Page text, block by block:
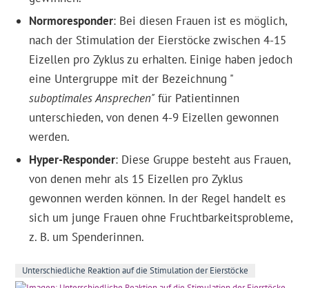
Normoresponder: Bei diesen Frauen ist es möglich,
nach der Stimulation der Eierstöcke zwischen 4-15
Eizellen pro Zyklus zu erhalten. Einige haben jedoch
eine Untergruppe mit der Bezeichnung "
suboptimales Ansprechen" für Patientinnen
unterschieden, von denen 4-9 Eizellen gewonnen
werden.
Hyper-Responder: Diese Gruppe besteht aus Frauen,
von denen mehr als 15 Eizellen pro Zyklus
gewonnen werden können. In der Regel handelt es
sich um junge Frauen ohne Fruchtbarkeitsprobleme,
z. B. um Spenderinnen.
Unterschiedliche Reaktion auf die Stimulation der Eierstöcke